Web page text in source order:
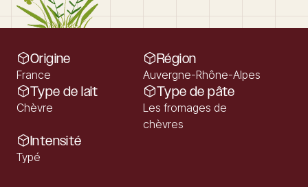
Origine
France
Région
Auvergne-Rhône-Alpes
Type de lait
Chèvre
Type de pâte
Les fromages de
chèvres
Intensité
Typé